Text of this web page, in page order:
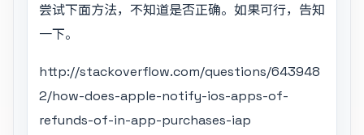
尝试下面方法，不知道是否正确。如果可行，告知
一下。
http://stackoverflow.com/questions/643948
2/how-does-apple-notify-ios-apps-of-
refunds-of-in-app-purchases-iap